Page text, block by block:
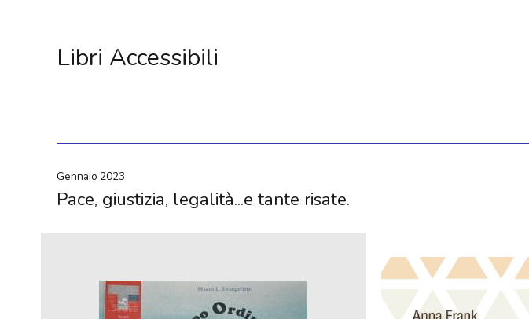
Libri Accessibili
Gennaio 2023
Pace, giustizia, legalità...e tante risate.